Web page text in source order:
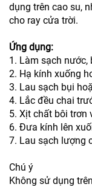
dụng trên cao su,
cho ray cửa trời.
Ứng dụng:
1. Làm sạch nước,
2. Hạ kính xuống
3. Lau sạch bụi
4. Lắc đều chai
5. Xịt chất bôi trơn
6. Đưa kính lên
7. Lau sạch lượng
Chú ý
Không sử dụng